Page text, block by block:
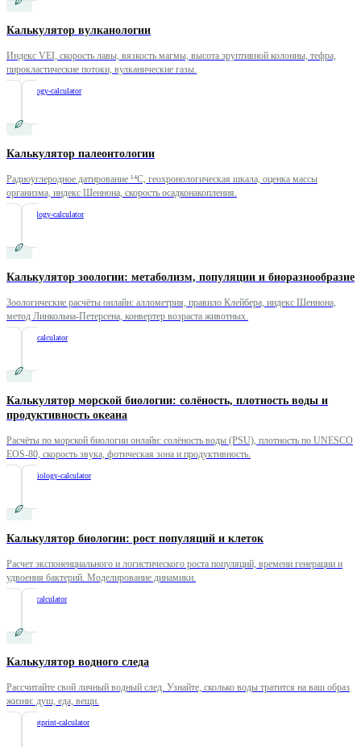
Калькулятор вулканологии
Индекс VEI, скорость лавы, вязкость магмы, высота эруптивной колонны, тефра,
пирокластические потоки, вулканические газы.
volcanology-calculator
Калькулятор палеонтологии
Радиоуглеродное датирование ¹⁴C, геохронологическая шкала, оценка массы
организма, индекс Шеннона, скорость осадконакопления.
paleontology-calculator
Калькулятор зоологии: метаболизм, популяции и биоразнообразие
Зоологические расчёты онлайн: аллометрия, правило Клейбера, индекс Шеннона,
метод Линкольна-Петерсена, конвертер возраста животных.
zoology-calculator
Калькулятор морской биологии: солёность, плотность воды и
продуктивность океана
Расчёты по морской биологии онлайн: солёность воды (PSU), плотность по UNESCO
EOS-80, скорость звука, фотическая зона и продуктивность.
marine-biology-calculator
Калькулятор биологии: рост популяций и клеток
Расчет экспоненциального и логистического роста популяций, времени генерации и
удвоения бактерий. Моделирование динамики.
biology-calculator
Калькулятор водного следа
Рассчитайте свой личный водный след. Узнайте, сколько воды тратится на ваш образ
жизни: душ, еда, вещи.
water-footprint-calculator